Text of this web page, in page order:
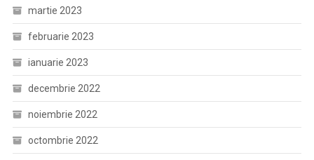
martie 2023
februarie 2023
ianuarie 2023
decembrie 2022
noiembrie 2022
octombrie 2022